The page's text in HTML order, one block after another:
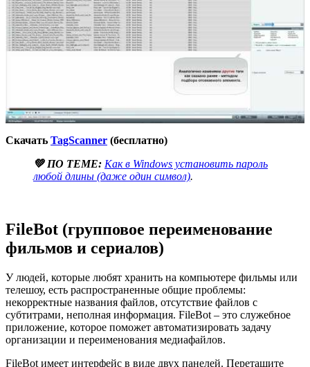
Скачать TagScanner (бесплатно)
💚 ПО ТЕМЕ: Как в Windows установить пароль
любой длины (даже один символ).
FileBot (групповое переименование
фильмов и сериалов)
У людей, которые любят хранить на компьютере фильмы или
телешоу, есть распространенные общие проблемы:
некорректные названия файлов, отсутствие файлов с
субтитрами, неполная информация. FileBot – это служебное
приложение, которое поможет автоматизировать задачу
организации и переименования медиафайлов.
FileBot имеет интерфейс в виде двух панелей. Перетащите